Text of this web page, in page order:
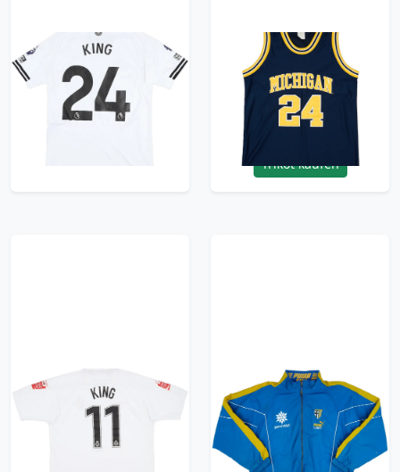
2025-26 Fulham
Match Issue Home
Shirt King #24
179.99£ · ca. €212
1991-95 Michigan
Wolverines King #24
Authentic Nike Away
Jersey (Excellent) L
149.99£ · ca. €177
Trikot kaufen
2004-05 Nottingham
Forest Match Issue
Away Shirt King #11
149.99£ · ca. €177
1995-97 Parma Puma
King Track Jacket -
7/10 - (XL)
119.99£ · ca. €142